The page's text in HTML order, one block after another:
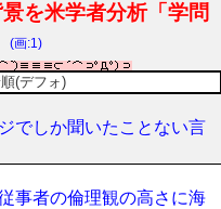
を米学者分析「学問
(画:1)
(デフォ)
でしか聞いたことない言
事者の倫理観の高さに海